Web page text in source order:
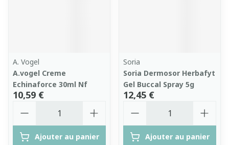
A. Vogel
A.vogel Creme
Echinaforce 30ml Nf
10,59 €
Ajouter au panier
Soria
Soria Dermosor Herbafyt
Gel Buccal Spray 5g
12,45 €
Ajouter au panier